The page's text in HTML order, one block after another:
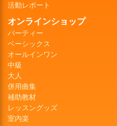
活動レポート
オンラインショップ
パーティー
ベーシックス
オールインワン
中級
大人
併用曲集
補助教材
レッスングッズ
室内楽